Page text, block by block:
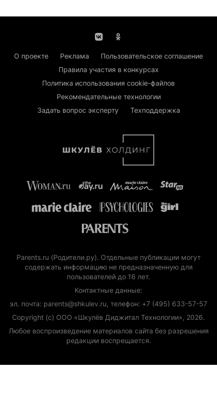
О проекте Реклама
Пользовательское соглашение
Правила участия в конкурсах
Политика использования cookie-файлов
Рекомендательные технологии
Задать вопрос эксперту
Техподдержка
Parents.ru (Родители.ру). Отдельные публикации могут
содержать информацию не предназначенную для
пользователей до 16 лет.
Контактные данные:
эл. почта: parents@shkulev.ru, телефон: +7 (495) 633-57-57
Copyright (с) ООО «Шкулёв Диджитал Технологии», 2026.
Любое воспроизведение материалов сайта без разрешения
редакции воспрещается.